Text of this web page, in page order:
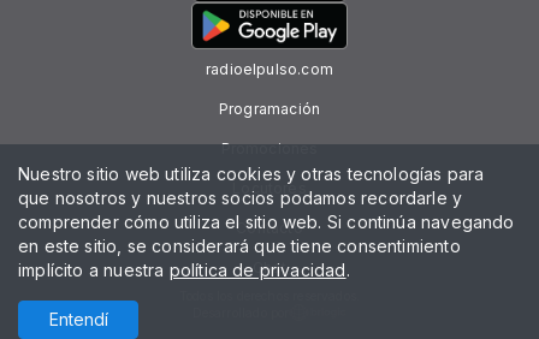
radioelpulso.com
Programación
Promociones
Locutores
Contacto
Chat
Nuestro sitio web utiliza cookies y otras tecnologías para
que nosotros y nuestros socios podamos recordarle y
comprender cómo utiliza el sitio web. Si continúa navegando
en este sitio, se considerará que tiene consentimiento
implícito a nuestra política de privacidad.
Entendí